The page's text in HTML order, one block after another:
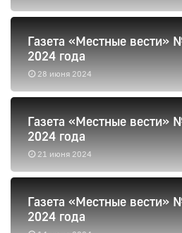
28 июня 2024
Газета «Местные вести»
2024 года
21 июня 2024
Газета «Местные вести»
2024 года
Газета «Местные вести»
2024 года